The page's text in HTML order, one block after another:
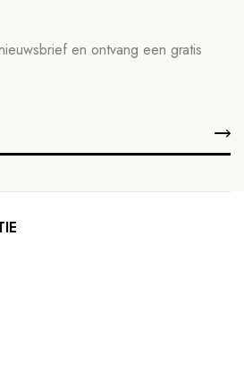
en ontvang een gratis